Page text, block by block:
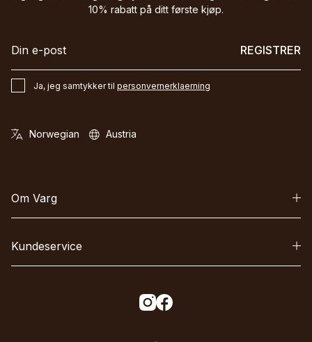
10% rabatt på ditt første kjøp.
REGISTRER
Ja, jeg samtykker til personvernerklaerning
Om Varg
Kundeservice